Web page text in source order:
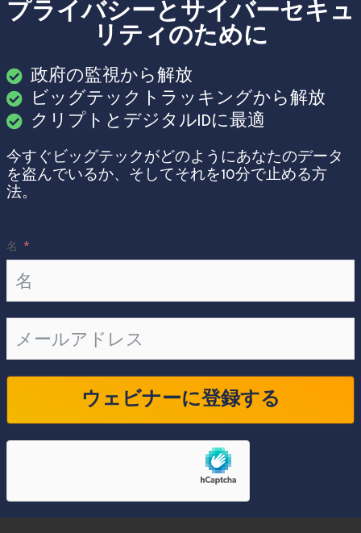
プライバシーとサイバーセキュ
リティのために
政府の監視から解放
ビッグテックトラッキングから解放
クリプトとデジタルIDに最適
今すぐビッグテックがどのようにあなたのデータ
を盗んでいるか、そしてそれを10分で止める方
法。
名
ウェビナーに登録する